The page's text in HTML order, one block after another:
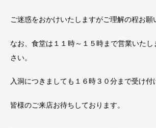
ご迷惑をおかけいたしますがご理解の程お願
なお、食堂は１１時～１５時まで営業いた
さい。
入洞につきましても１６時３０分まで受け付
皆様のご来店お待ちしております。